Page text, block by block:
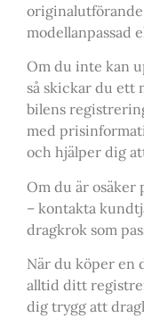
originalutförande
modellanpassad
Om du inte kan
så skickar du ett
bilens
med
och hjälper dig
Om du är osäker
– kontakta
dragkrok som
När du köper en
alltid ditt
dig trygg att